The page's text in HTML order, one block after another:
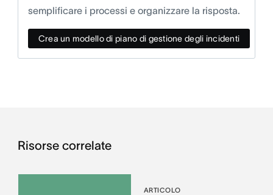
semplificare i processi e organizzare la risposta.
Crea un modello di piano di gestione degli incidenti
Risorse correlate
ARTICOLO